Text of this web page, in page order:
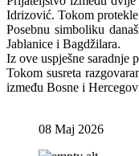
Idrizović. Tokom
Posebnu simboliku
Jablanice i Bagdžilara.
Iz ove uspješne saradnje
Tokom susreta
između Bosne i
08 Maj 2026